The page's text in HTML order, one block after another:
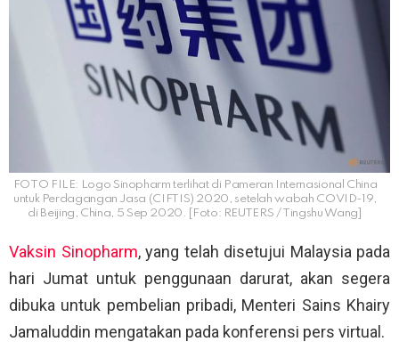
FOTO FILE: Logo Sinopharm terlihat di Pameran Internasional China
untuk Perdagangan Jasa (CIFTIS) 2020, setelah wabah COVID-19,
di Beijing, China, 5 Sep 2020. [Foto: REUTERS / Tingshu Wang]
Vaksin Sinopharm, yang telah disetujui Malaysia pada
hari Jumat untuk penggunaan darurat, akan segera
dibuka untuk pembelian pribadi, Menteri Sains Khairy
Jamaluddin mengatakan pada konferensi pers virtual.